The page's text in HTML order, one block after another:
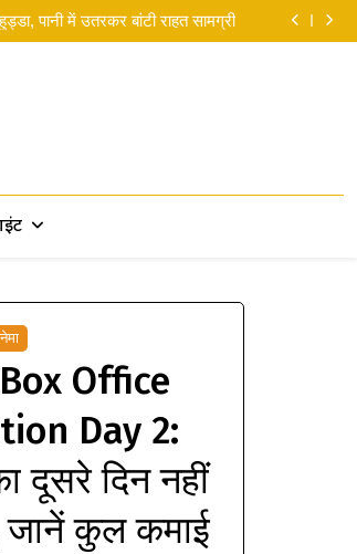
पानी में उतरकर बांटी राहत सामग्री
ही रणबीर ने ‘पार्ट 2’ पर दिया बड़ा
ही रणबीर ने ‘पार्ट 2’ पर दिया बड़ा
Office
Day 2:
दूसरे दिन नहीं
जानें कुल कमाई